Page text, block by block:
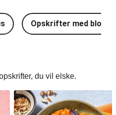
Opskrifter med
du vil elske.